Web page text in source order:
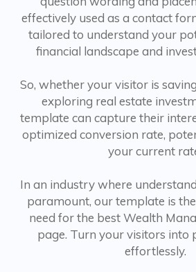
effectively used as a contact
tailored to understand your
financial landscape and
So, whether your visitor is
exploring real estate
template can capture their
optimized conversion rate,
your current
In an industry where
paramount, our template is
need for the best Wealth
page. Turn your visitors into
effortlessly.